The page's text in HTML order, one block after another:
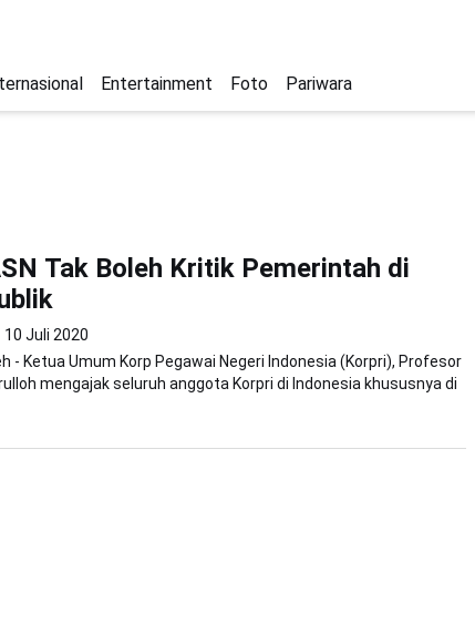
Entertainment Foto Pariwara
Tak Boleh Kritik Pemerintah di
10 Juli 2020
- Ketua Umum Korp Pegawai Negeri Indonesia (Korpri), Profesor
mengajak seluruh anggota Korpri di Indonesia khususnya di